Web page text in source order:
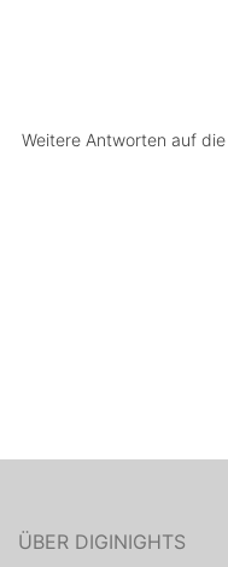
Weitere Antworten auf
ÜBER DIGINIGHTS